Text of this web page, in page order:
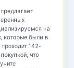
на
которые были в
142-
что